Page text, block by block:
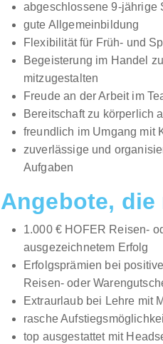
abgeschlossene 9-jährige
gute Allgemeinbildung
Flexibilität für Früh- und
Begeisterung im Handel
mitzugestalten
Freude an der Arbeit im
Bereitschaft zu körperlich
freundlich im Umgang mit
zuverlässige und
Aufgaben
Angebote, die
1.000 € HOFER Reisen-
ausgezeichnetem Erfolg
Erfolgsprämien bei
Reisen- oder
Extraurlaub bei Lehre mit
rasche
top ausgestattet mit